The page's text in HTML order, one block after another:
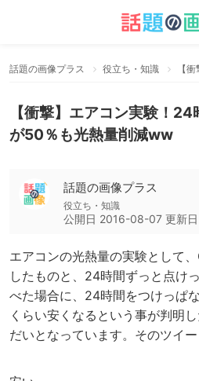
話題の画像プラス 役立ち・知識
【衝撃】エアコン実験！
が50％も光熱量削減ww
話題の画像プラス
役立ち・知識
公開日 2016-08-07 更新日
エアコンの光熱量の実験として
したものと、24時間ずっと点け
べた場合に、24時間をつけっぱ
くらい安くなるという事が判明
だいとなっています。そのツイ